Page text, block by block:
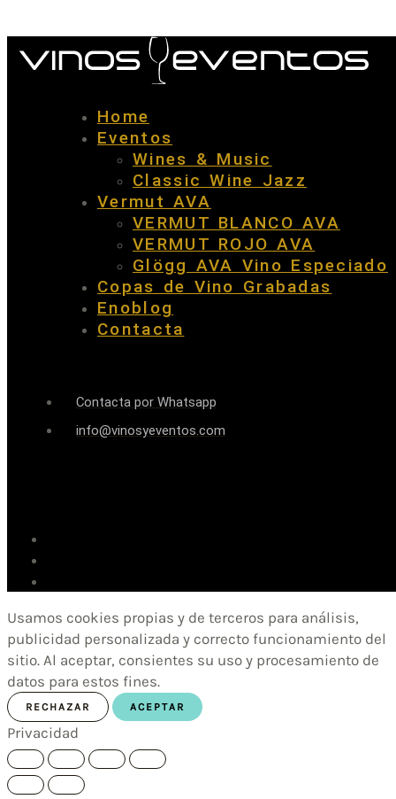
Home
Eventos
Wines & Music
Classic Wine Jazz
Vermut AVA
VERMUT BLANCO AVA
VERMUT ROJO AVA
Glögg AVA Vino Especiado
Copas de Vino Grabadas
Enoblog
Contacta
Contacta por Whatsapp
info@vinosyeventos.com
Usamos cookies propias y de terceros para análisis,
publicidad personalizada y correcto funcionamiento del
sitio. Al aceptar, consientes su uso y procesamiento de
datos para estos fines.
RECHAZAR ACEPTAR
Privacidad